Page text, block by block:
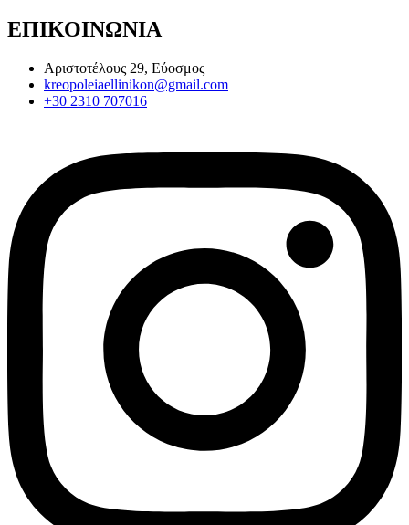
ΕΠΙΚΟΙΝΩΝΙΑ
Αριστοτέλους 29, Εύοσμος
kreopoleiaellinikon@gmail.com
+30 2310 707016